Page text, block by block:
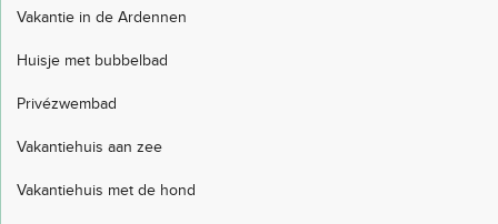
Vakantie in de Ardennen
Huisje met bubbelbad
Privézwembad
Vakantiehuis aan zee
Vakantiehuis met de hond